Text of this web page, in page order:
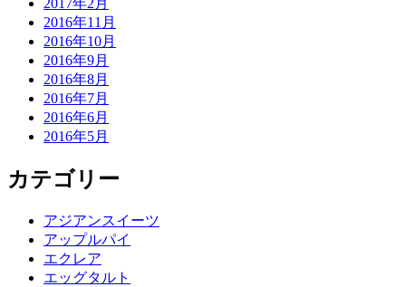
2017年2月
2016年11月
2016年10月
2016年9月
2016年8月
2016年7月
2016年6月
2016年5月
カテゴリー
アジアンスイーツ
アップルパイ
エクレア
エッグタルト